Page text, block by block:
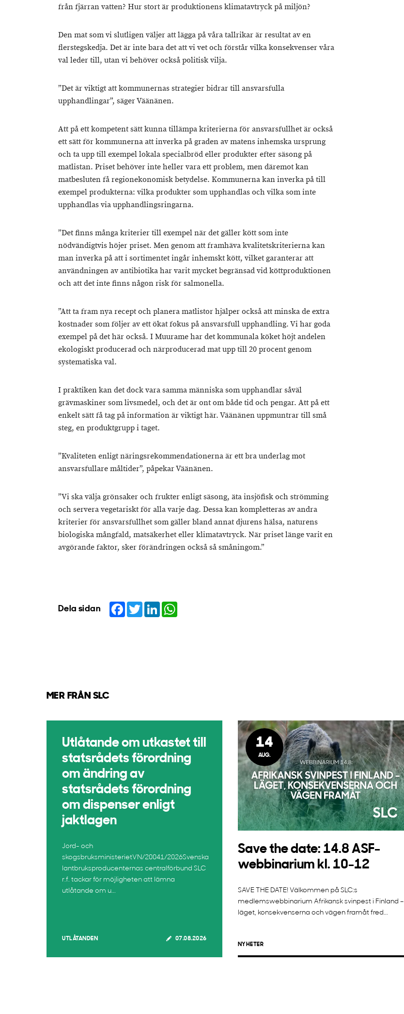
från fjärran vatten? Hur stort är produktionens klimatavtryck på miljön?
Den mat som vi slutligen väljer att lägga på våra tallrikar är resultat av en
flerstegskedja. Det är inte bara det att vi vet och förstår vilka konsekvenser våra
val leder till, utan vi behöver också politisk vilja.
”Det är viktigt att kommunernas strategier bidrar till ansvarsfulla
upphandlingar”, säger Väänänen.
Att på ett kompetent sätt kunna tillämpa kriterierna för ansvarsfullhet är också
ett sätt för kommunerna att inverka på graden av matens inhemska ursprung
och ta upp till exempel lokala specialbröd eller produkter efter säsong på
matlistan. Priset behöver inte heller vara ett problem, men däremot kan
matbesluten få regionekonomisk betydelse. Kommunerna kan inverka på till
exempel produkterna: vilka produkter som upphandlas och vilka som inte
upphandlas via upphandlingsringarna.
”Det finns många kriterier till exempel när det gäller kött som inte
nödvändigtvis höjer priset. Men genom att framhäva kvalitetskriterierna kan
man inverka på att i sortimentet ingår inhemskt kött, vilket garanterar att
användningen av antibiotika har varit mycket begränsad vid köttproduktionen
och att det inte finns någon risk för salmonella.
”Att ta fram nya recept och planera matlistor hjälper också att minska de extra
kostnader som följer av ett ökat fokus på ansvarsfull upphandling. Vi har goda
exempel på det här också. I Muurame har det kommunala köket höjt andelen
ekologiskt producerad och närproducerad mat upp till 20 procent genom
systematiska val.
I praktiken kan det dock vara samma människa som upphandlar såväl
grävmaskiner som livsmedel, och det är ont om både tid och pengar. Att på ett
enkelt sätt få tag på information är viktigt här. Väänänen uppmuntrar till små
steg, en produktgrupp i taget.
”Kvaliteten enligt näringsrekommendationerna är ett bra underlag mot
ansvarsfullare måltider”, påpekar Väänänen.
”Vi ska välja grönsaker och frukter enligt säsong, äta insjöfisk och strömming
och servera vegetariskt för alla varje dag. Dessa kan kompletteras av andra
kriterier för ansvarsfullhet som gäller bland annat djurens hälsa, naturens
biologiska mångfald, matsäkerhet eller klimatavtryck. När priset länge varit en
avgörande faktor, sker förändringen också så småningom.”
Dela sidan Facebook
TwitterLinkedIn
MER FRÅN SLC
Utlåtande om utkastet till
statsrådets förordning
om ändring av
statsrådets förordning
om dispenser enligt
jaktlagen
Jord- och
skogsbruksministerietVN/20041/2026Svenska
lantbruksproducenternas centralförbund SLC
r.f. tackar för möjligheten att lämna
utlåtande om u...
UTLÅTANDEN 07.08.2026
14
AUG.
Save the date: 14.8 ASF-
webbinarium kl. 10-12
SAVE THE DATE! Välkommen på SLC:s
medlemswebbinarium Afrikansk svinpest i Finland –
läget, konsekvenserna och vägen framåt fred...
NYHETER